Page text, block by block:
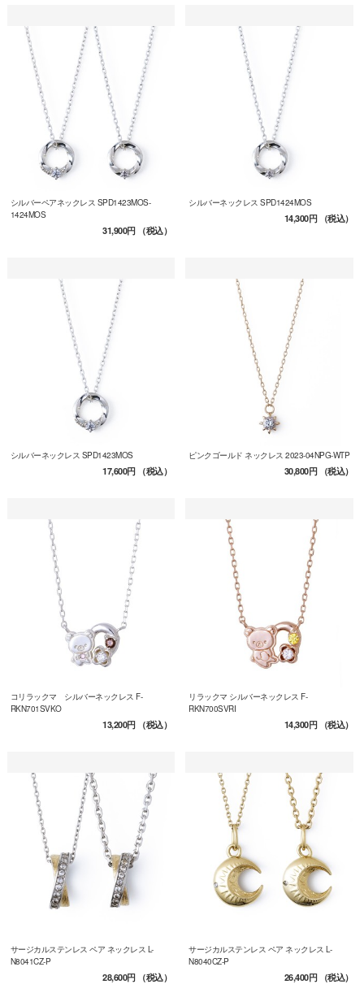
シルバーペアネックレス SPD1423MOS-
1424MOS
31,900円（税込）
シルバーネックレス SPD1424MOS
14,300円（税込）
シルバーネックレス SPD1423MOS
17,600円（税込）
ピンクゴールド ネックレス 2023-04NPG-WTP
30,800円（税込）
コリラックマ シルバーネックレス F-
RKN701SVKO
13,200円（税込）
リラックマ シルバーネックレス F-
RKN700SVRI
14,300円（税込）
サージカルステンレス ペア ネックレス L-
N8041CZ-P
28,600円（税込）
サージカルステンレス ペア ネックレス L-
N8040CZ-P
26,400円（税込）